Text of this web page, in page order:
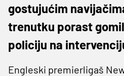
gostujućim
trenutku porast
policiju na
Engleski premierligaš